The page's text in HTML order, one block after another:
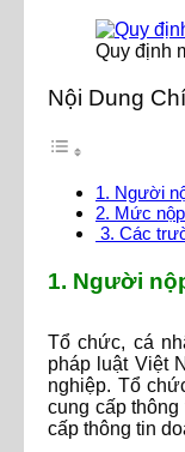
Quy định
Nội Dung
1. Người
2. Mức
3. Các
1. Người
Tổ chức, cá
pháp luật Việt
nghiệp. Tổ
cung cấp
cấp thông tin